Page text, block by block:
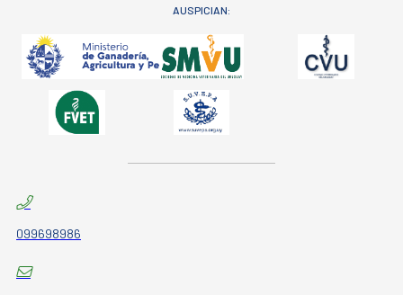
AUSPICIAN:
099698986